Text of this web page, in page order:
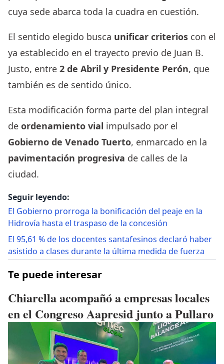
cuya sede abarca toda la cuadra en cuestión.
El sentido elegido busca unificar criterios con el
ya establecido en el trayecto previo de Juan B.
Justo, entre 2 de Abril y Presidente Perón, que
también es de sentido único.
Esta modificación forma parte del plan integral
de ordenamiento vial impulsado por el
Gobierno de Venado Tuerto, enmarcado en la
pavimentación progresiva de calles de la
ciudad.
Seguir leyendo:
El Gobierno prorroga la bonificación del peaje en la
Hidrovía hasta el traspaso de la concesión
El 95,61 % de los docentes santafesinos declaró haber
asistido a clases durante la última medida de fuerza
Te puede interesar
Chiarella acompañó a empresas locales
en el Congreso Aapresid junto a Pullaro